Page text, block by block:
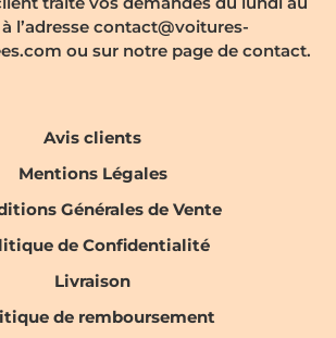
l’adresse contact@voitures-
ou sur notre page de contact.
Avis clients
Mentions Légales
Générales de Vente
de Confidentialité
Livraison
de remboursement